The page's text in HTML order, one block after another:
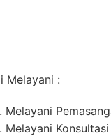
Melayani :
Melayani
Melayani